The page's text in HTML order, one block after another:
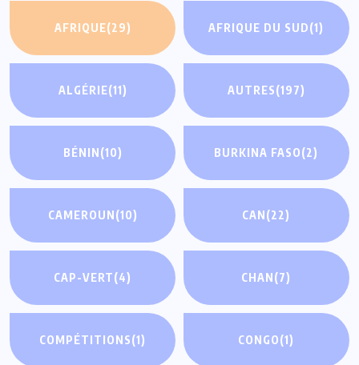
AFRIQUE(29) AFRIQUE DU SUD(1)
ALGÉRIE(11) AUTRES(197)
BÉNIN(10) BURKINA FASO(2)
CAMEROUN(10) CAN(22)
CAP-VERT(4) CHAN(7)
COMPÉTITIONS(1) CONGO(1)